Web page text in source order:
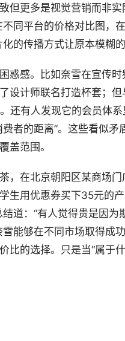
但更多是视觉营销而非
同平台的价格对比图，
的传播方式让原本模糊
惑感。比如奈雪在宣传时
设计师联名打造杯套；
还有人发现它的会员体
者的距离”。这些看似
盖范围。
，在北京朝阳区某商场
生用优惠券买下35元的产
道：“有人觉得贵是因
雪能够在不同市场取得
比的选择。只是当“属于